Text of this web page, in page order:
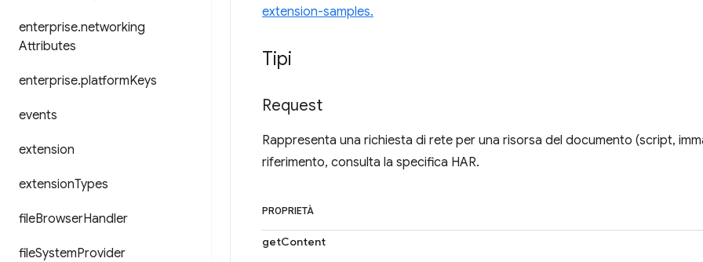
enterprise.networking
Attributes
enterprise.platformKeys
events
extension
extensionTypes
fileBrowserHandler
fileSystemProvider
extension-samples.
Tipi
Request
Rappresenta una richiesta di rete per una risorsa del documento (script,
riferimento, consulta la specifica HAR.
PROPRIETÀ
getContent